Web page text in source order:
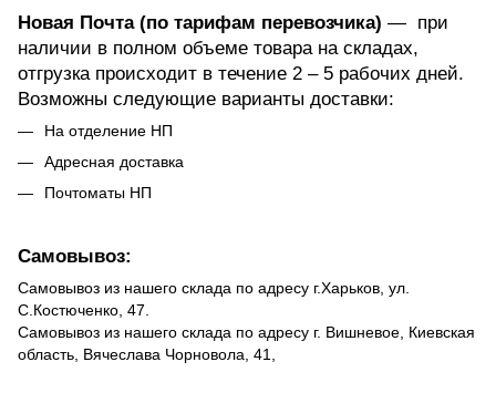
Новая Почта (по тарифам перевозчика) — при
наличии в полном объеме товара на складах,
отгрузка происходит в течение 2 – 5 рабочих дней.
Возможны следующие варианты доставки:
На отделение НП
Адресная доставка
Почтоматы НП
Самовывоз:
Самовывоз из нашего склада по адресу г.Харьков, ул.
С.Костюченко, 47.
Самовывоз из нашего склада по адресу г. Вишневое, Киевская
область, Вячеслава Чорновола, 41,